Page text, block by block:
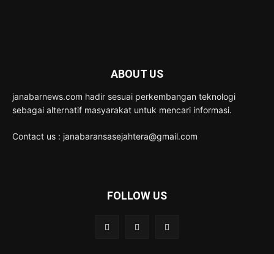
ABOUT US
janabarnews.com hadir sesuai perkembangan teknologi
sebagai alternatif masyarakat untuk mencari informasi.
Contact us : janabaransasejahtera@gmail.com
FOLLOW US